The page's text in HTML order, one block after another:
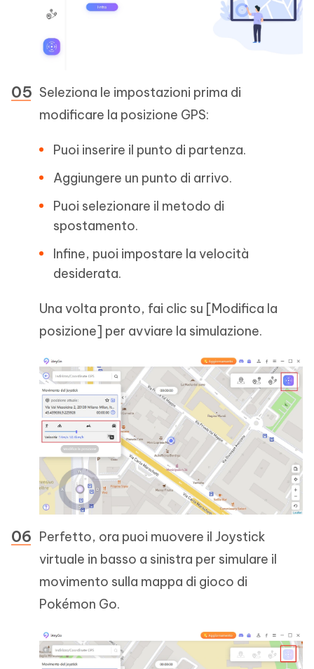
Seleziona le impostazioni prima di
modificare la posizione GPS:
Puoi inserire il punto di partenza.
Aggiungere un punto di arrivo.
Puoi selezionare il metodo di
spostamento.
Infine, puoi impostare la velocità
desiderata.
Una volta pronto, fai clic su [Modifica la
posizione] per avviare la simulazione.
Perfetto, ora puoi muovere il Joystick
virtuale in basso a sinistra per simulare il
movimento sulla mappa di gioco di
Pokémon Go.